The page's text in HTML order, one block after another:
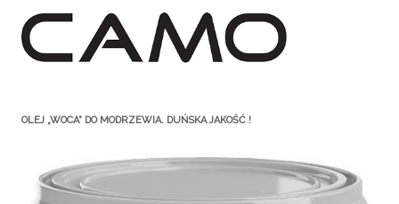
OLEJ „WOCA” DO MODRZEWIA. DUŃSKA JAKOŚĆ !